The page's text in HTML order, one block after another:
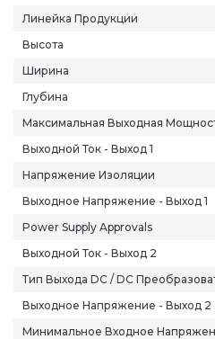
Линейка Продукции
Высота
Ширина
Глубина
Максимальная Выходная
Выходной Ток - Выход 1
Напряжение Изоляции
Выходное Напряжение - Выход 1
Power Supply Approvals
Выходной Ток - Выход 2
Тип Выхода DC / DC
Выходное Напряжение - Выход 2
Минимальное Входное